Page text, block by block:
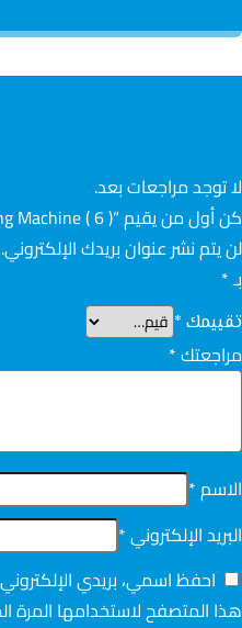
المراجعات
لا توجد مراجعات بعد.
كن أول من يقيم “Edge Bending Machine ( 6 )”
لن يتم نشر عنوان بريدك الإلكتروني.
بـ*
تقييمك *
مراجعتك*
الاسم*
البريد الإلكتروني*
احفظ اسمي، بريدي
هذا المتصفح لاستخدامها المرة